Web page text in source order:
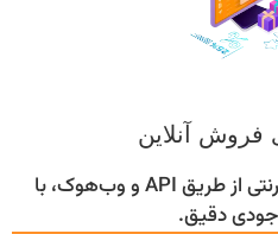
فروش آنلاین
اتصال کامل به فروشگاه اینترنتی از طریق API و وب‌هوک، با
دقیق.